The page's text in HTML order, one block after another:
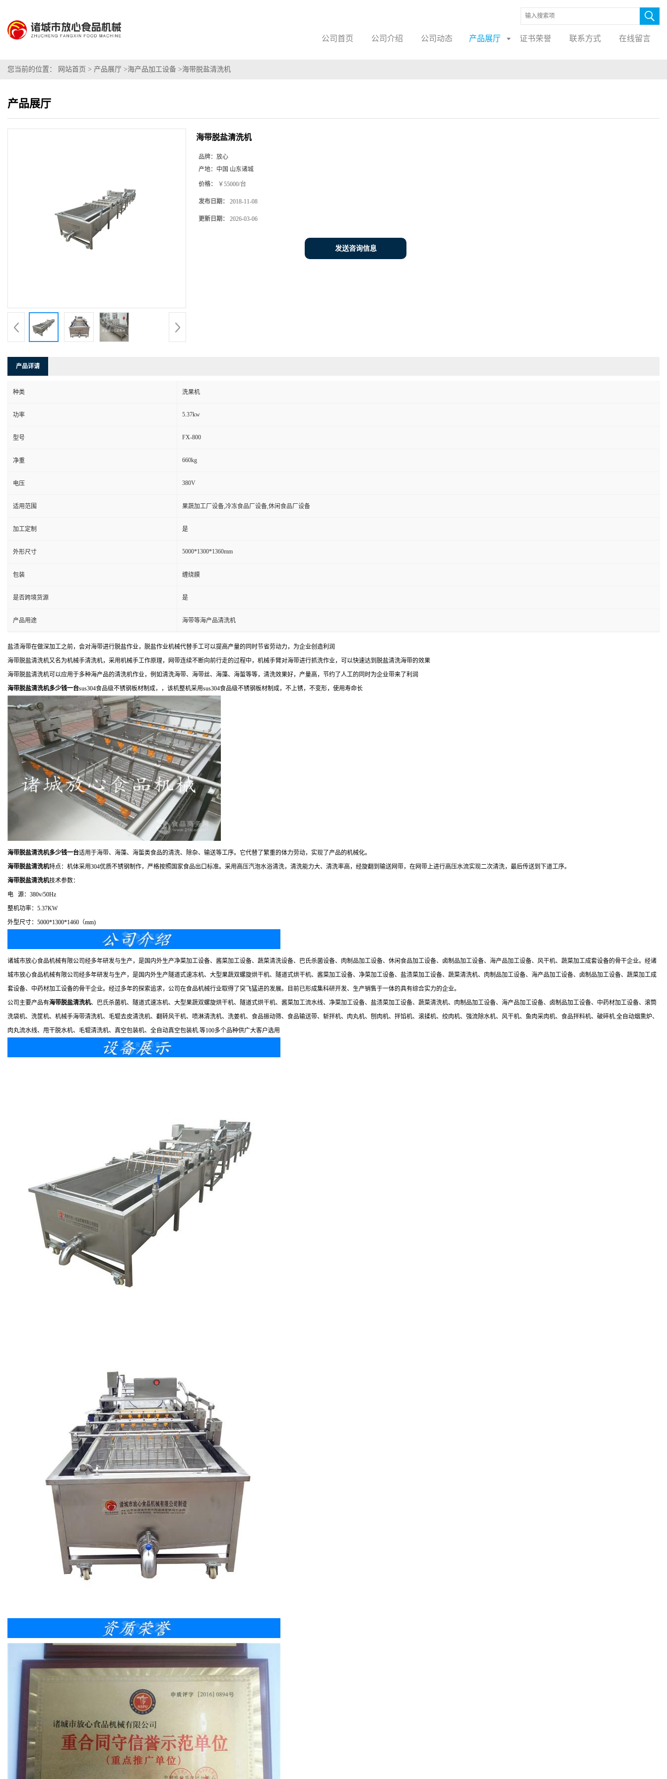
公司首页 公司介绍 公司动态 产品展厅 证书荣誉 联系方式 在线留言
您当前的位置： 网站首页 > 产品展厅 >海产品加工设备 >海带脱盐清洗机
产品展厅
海带脱盐清洗机
品牌： 放心
产地： 中国 山东诸城
价格： ￥55000/台
发布日期： 2018-11-08
更新日期： 2026-03-06
发送咨询信息
产品详请
种类 洗果机
功率 5.37kw
型号 FX-800
净重 660kg
电压 380V
适用范围 果蔬加工厂设备,冷冻食品厂设备,休闲食品厂设备
加工定制 是
外形尺寸 5000*1300*1360mm
包装 缠绕膜
是否跨境货源 是
产品用途 海带等海产品清洗机
盐渍海带在做深加工之前，会对海带进行脱盐作业，脱盐作业机械代替手工可以提高产量的同时节省劳动力，为企业创造利润
海带脱盐清洗机又名为机械手清洗机，采用机械手工作原理，网带连续不断向前行走的过程中，机械手臂对海带进行抓洗作业，可以快速达到脱盐清洗海带的效果
海带脱盐清洗机可以应用于多种海产品的清洗机作业，例如清洗海带、海带丝、海藻、海蜇等等，清洗效果好，产量高，节约了人工的同时为企业带来了利润
海带脱盐清洗机多少钱一台sus304食品级不锈钢板材制成，，该机整机采用sus304食品级不锈钢板材制成，不上锈，不变形，使用寿命长
海带脱盐清洗机多少钱一台适用于海带、海藻、海蜇类食品的清洗、除杂、输送等工序。它代替了繁重的体力劳动，实现了产品的机械化。
海带脱盐清洗机特点：机体采用304优质不锈钢制作，严格按照国家食品出口标准。采用高压汽泡水浴清洗，清洗能力大、清洗率高，经旋翻到输送网带，在网带上进行高压水流实现二次清洗，最后传送到下道工序。
海带脱盐清洗机技术参数：
电 源：380v/50Hz
整机功率：5.37KW
外型尺寸：5000*1300*1460（mm)
诸城市放心食品机械有限公司经多年研发与生产，是国内外生产净菜加工设备、酱菜加工设备、蔬菜清洗设备、巴氏杀菌设备、肉制品加工设备、休闲食品加工设备、卤制品加工设备、海产品加工设备、风干机、蔬菜加工成套设备的骨干企业。经诸
城市放心食品机械有限公司经多年研发与生产，是国内外生产隧道式速冻机、大型果蔬双螺旋烘干机、隧道式烘干机、酱菜加工设备、净菜加工设备、盐渍菜加工设备、蔬菜清洗机、肉制品加工设备、海产品加工设备、卤制品加工设备、蔬菜加工成
套设备、中药材加工设备的骨干企业。经过多年的探索追求，公司在食品机械行业取得了突飞猛进的发展。目前已形成集科研开发、生产销售于一体的具有综合实力的企业。
公司主要产品有海带脱盐清洗机、巴氏杀菌机、隧道式速冻机、大型果蔬双螺旋烘干机、隧道式烘干机、酱菜加工流水线、净菜加工设备、盐渍菜加工设备、蔬菜清洗机、肉制品加工设备、海产品加工设备、卤制品加工设备、中药材加工设备、滚筒
洗袋机、洗筐机、机械手海带清洗机、毛辊去皮清洗机、翻转风干机、喷淋清洗机、洗姜机、食品振动筛、食品输送带、斩拌机、肉丸机、刨肉机、拌馅机、滚揉机、绞肉机、强流除水机、风干机、鱼肉采肉机、食品拌料机、破碎机.全自动烟熏炉、
肉丸流水线、甩干脱水机、毛辊清洗机、真空包装机、全自动真空包装机.等100多个品种供广大客户选用